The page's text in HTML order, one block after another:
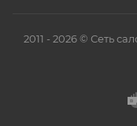
2011 - 2026 © Сеть